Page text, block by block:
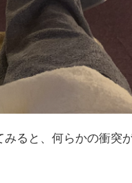
ると、何らかの衝突